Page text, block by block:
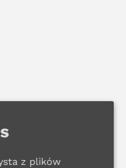
z plików